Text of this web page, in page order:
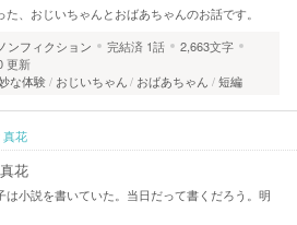
、おじいちゃんとおばあちゃんのお話です。
ンフィクション 完結済 1話
2,663文字
更新
な体験 おじいちゃん おばあちゃん 短編
真花
真花
は小説を書いていた。当日だって書くだろう。明